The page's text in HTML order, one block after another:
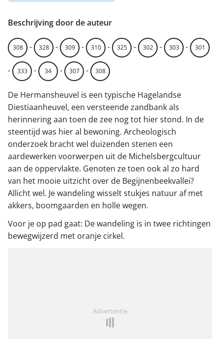
Beschrijving door de auteur
308 - 328 - 309 - 310 - 325 - 302 - 303 - 301
- 333 - 34 - 307 - 308
De Hermansheuvel is een typische Hagelandse
Diestiaanheuvel, een versteende zandbank als
herinnering aan toen de zee nog tot hier stond. In de
steentijd was hier al bewoning. Archeologisch
onderzoek bracht wel duizenden stenen een
aardewerken voorwerpen uit de Michelsbergcultuur
aan de oppervlakte. Genoten ze toen ook al zo hard
van het mooie uitzicht over de Begijnenbeekvallei?
Allicht wel. Je wandeling wisselt stukjes natuur af met
akkers, boomgaarden en holle wegen.
Voor je op pad gaat: De wandeling is in twee richtingen
bewegwijzerd met oranje cirkel.
Advertentie